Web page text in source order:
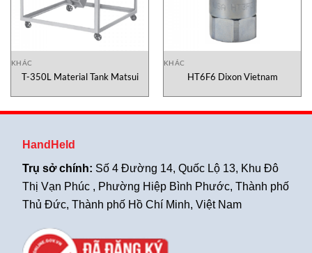
KHÁC
T-350L Material Tank Matsui
KHÁC
HT6F6 Dixon Vietnam
HandHeld
Trụ sở chính: Số 4 Đường 14, Quốc Lộ 13, Khu Đô
Thị Vạn Phúc , Phường Hiệp Bình Phước, Thành phố
Thủ Đức, Thành phố Hồ Chí Minh, Việt Nam